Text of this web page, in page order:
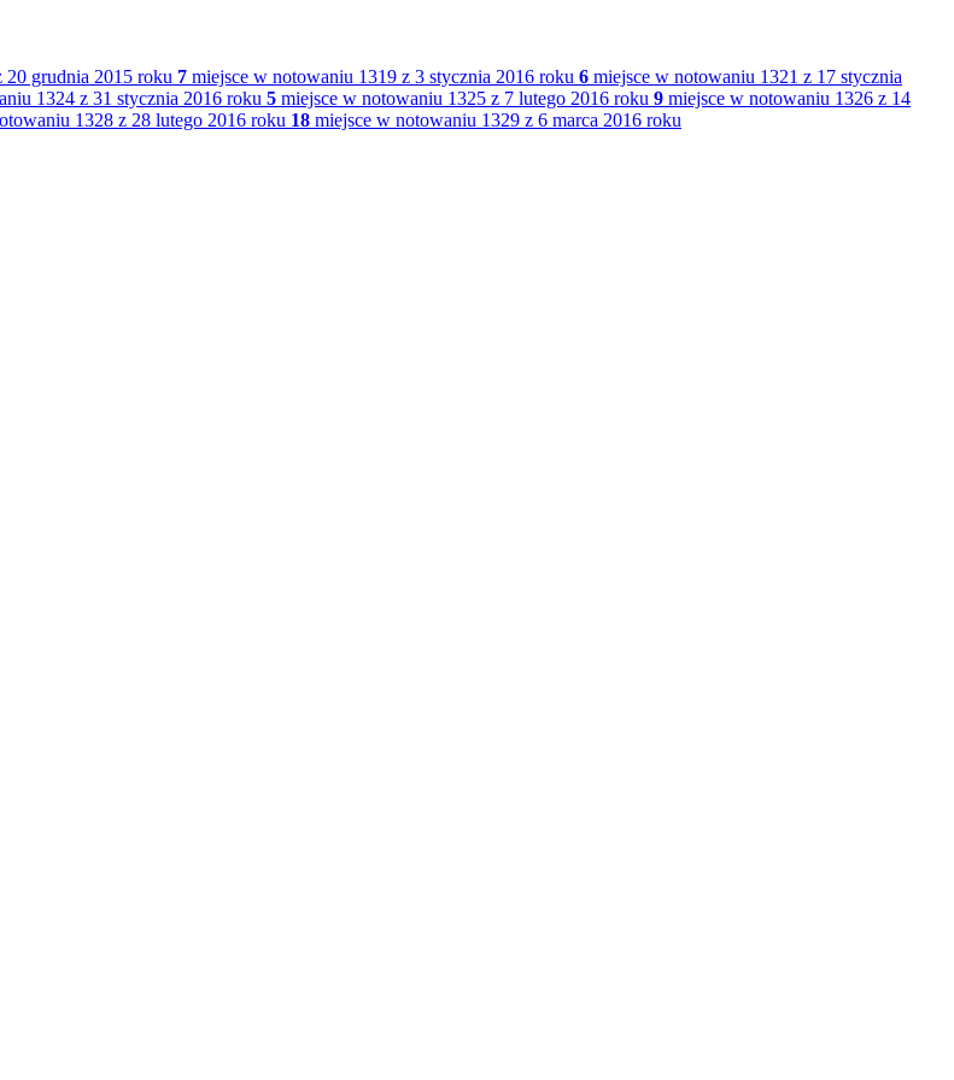
grudnia 2015 roku 7 miejsce w notowaniu 1319 z 3 stycznia 2016 roku 6 miejsce w notowaniu 1321 z 17 stycznia
1324 z 31 stycznia 2016 roku 5 miejsce w notowaniu 1325 z 7 lutego 2016 roku 9 miejsce w notowaniu 1326 z 14
1328 z 28 lutego 2016 roku 18 miejsce w notowaniu 1329 z 6 marca 2016 roku